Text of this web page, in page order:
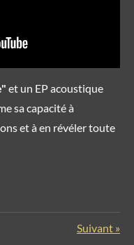
et un EP acoustique
sa capacité à
et à en révéler toute
Suivant »